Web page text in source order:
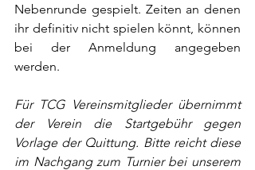
Nebenrunde gespielt. Zeiten an denen
ihr definitiv nicht spielen könnt, können
bei der Anmeldung angegeben
werden.
Für TCG Vereinsmitglieder übernimmt
der Verein die Startgebühr gegen
Vorlage der Quittung. Bitte reicht diese
im Nachgang zum Turnier bei unserem